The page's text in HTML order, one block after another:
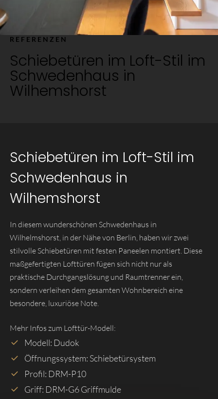
Schiebetüren im Loft-Stil im
Schwedenhaus in
Wilhemshorst
REFERENZEN
Schiebetüren im Loft-Stil im
Schwedenhaus in
Wilhemshorst
In diesem wunderschönen Schwedenhaus in
Wilhelmshorst, in der Nähe von Berlin, haben wir zwei
stilvolle Schiebetüren mit festen Paneelen montiert. Diese
maßgefertigten Lofttüren fügen sich nicht nur als
praktische Durchgangslösung und Raumtrenner ein,
sondern verleihen dem gesamten Wohnbereich eine
besondere, luxuriöse Note.
Mehr Infos zum Lofttür-Modell:
Modell: Dudok
Öffnungssystem: Schiebetürsystem
Profil: DRM-P10
Griff: DRM-G6 Griffmulde